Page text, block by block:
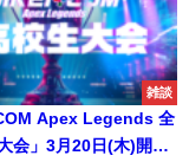
雑談
Apex Legends 全
会」3月20日(木)開催